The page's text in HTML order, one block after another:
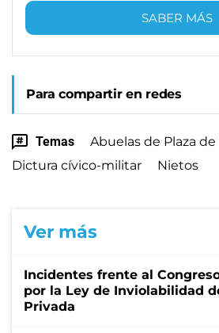
SABER MÁS
Para compartir en redes
Temas
Abuelas de Plaza de
Dictura cívico-militar
Nietos
Ver más
Incidentes frente al
por la Ley de Inviolabilidad
Privada